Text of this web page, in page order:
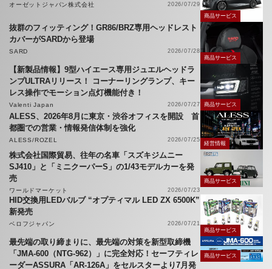
オーゼットジャパン株式会社
2026/07/29
商品サービス
抜群のフィッティング！GR86/BRZ専用ヘッドレスト
カバーがSARDから登場
SARD
2026/07/28
商品サービス
【新製品情報】9型ハイエース専用ジュエルヘッドラ
ンプULTRAリリース！ コーナーリングランプ、キー
レス操作でモーション点灯機能付き！
Valenti Japan 2026/07/27 商品サービス
ALESS、2026年8月に東京・渋谷オフィスを開設 首
都圏での営業・情報発信体制を強化
ALESS/ROZEL 2026/07/25
経営情報
株式会社国際貿易、往年の名車「スズキジムニー
SJ410」と「ミニクーパーS」の1/43モデルカーを発
売
ワールドマーケット 2026/07/23
商品サービス
HID交換用LEDバルブ “オプティマル LED ZX 6500K”
新発売
ベロフジャパン
2026/07/21
商品サービス
最先端の取り締まりに、最先端の対策を新型取締機
「JMA-600（NTG-962）」に完全対応！セーフティレ
ーダーASSURA「AR-126A」をセルスターより7月発
商品サービス